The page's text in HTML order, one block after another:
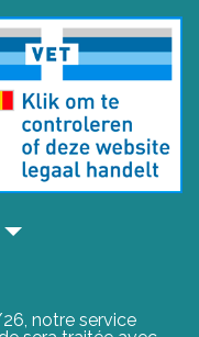
notre service